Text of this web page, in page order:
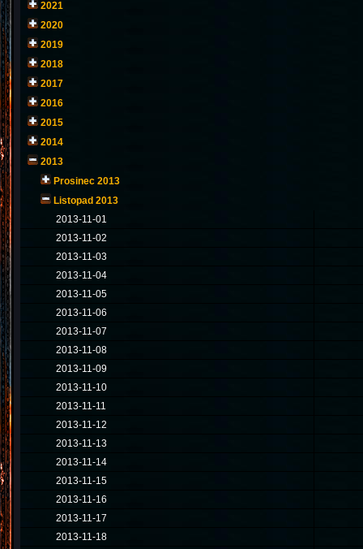
2021
2020
2019
2018
2017
2016
2015
2014
2013
Prosinec 2013
Listopad 2013
2013-11-01
2013-11-02
2013-11-03
2013-11-04
2013-11-05
2013-11-06
2013-11-07
2013-11-08
2013-11-09
2013-11-10
2013-11-11
2013-11-12
2013-11-13
2013-11-14
2013-11-15
2013-11-16
2013-11-17
2013-11-18